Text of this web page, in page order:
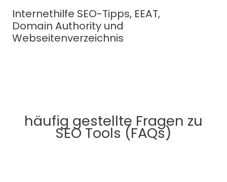
Inhalt
springen
Internethilfe SEO-Tipps, EEAT,
Domain Authority und
Webseitenverzeichnis
häufig gestellte Fragen zu
SEO Tools (FAQs)